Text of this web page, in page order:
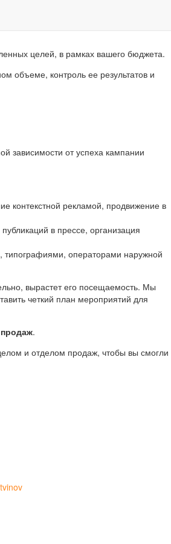
целей, в рамках вашего бюджета.
объеме, контроль ее результатов и
зависимости от успеха кампании
контекстной рекламой, продвижение в
в прессе, организация
типографиями, операторами наружной
вырастет его посещаемость. Мы
четкий план мероприятий для
.
и отделом продаж, чтобы вы смогли